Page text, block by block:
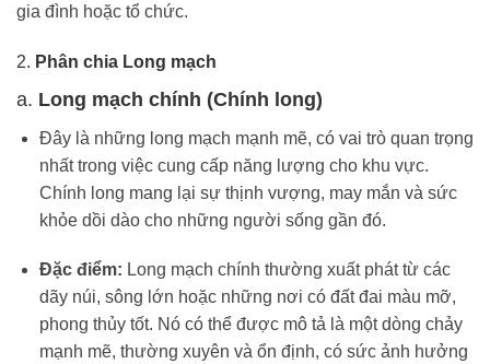
gia đình hoặc tổ chức.
2. Phân chia Long mạch
a. Long mạch chính (Chính long)
Đây là những long mạch mạnh mẽ, có vai trò quan trọng
nhất trong việc cung cấp năng lượng cho khu vực.
Chính long mang lại sự thịnh vượng, may mắn và sức
khỏe dồi dào cho những người sống gần đó.
Đặc điểm: Long mạch chính thường xuất phát từ các
dãy núi, sông lớn hoặc những nơi có đất đai màu mỡ,
phong thủy tốt. Nó có thể được mô tả là một dòng chảy
mạnh mẽ, thường xuyên và ổn định, có sức ảnh hưởng